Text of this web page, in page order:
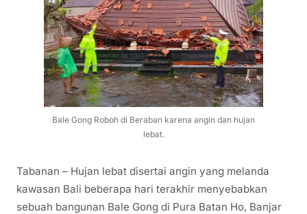
Bale Gong Roboh di Beraban karena angin dan hujan
lebat.
Tabanan – Hujan lebat disertai angin yang melanda
kawasan Bali beberapa hari terakhir menyebabkan
sebuah bangunan Bale Gong di Pura Batan Ho, Banjar